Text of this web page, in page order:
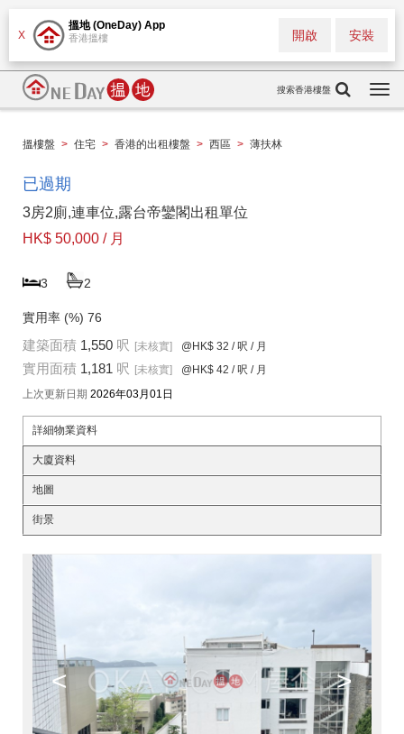
X
搵地 (OneDay) App
香港搵樓 安裝
開啟
搜索香港樓盤
搵樓盤 > 住宅 > 香港的出租樓盤 > 西區 > 薄扶林
已過期
3房2廁,連車位,露台帝鑾閣出租單位
HK$ 50,000 / 月
3 2
實用率 (%) 76
建築面積 1,550 呎 [未核實] @HK$ 32 / 呎 / 月
實用面積 1,181 呎 [未核實] @HK$ 42 / 呎 / 月
上次更新日期 2026年03月01日
詳細物業資料
大廈資料
地圖
街景
< >